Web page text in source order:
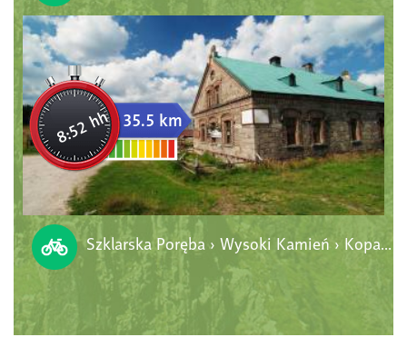
8:52 hh 35.5 km
Szklarska Poręba › Wysoki Kamień › Kopalnia Stanisław › Chatka Górzystów › Orle › Jakuszyce › Szklarska Poręba